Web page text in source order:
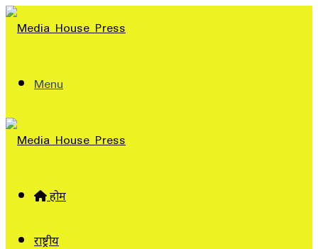
Menu
होम
राष्ट्रीय